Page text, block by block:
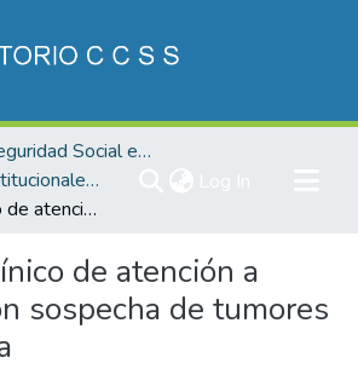
Salud y Seguridad Social en Costa Rica
Documentos institucionales DDSS
Protocolo clínico de atención a personas con sospecha de tumores tipo sarcoma
de atención a
sospecha de tumores